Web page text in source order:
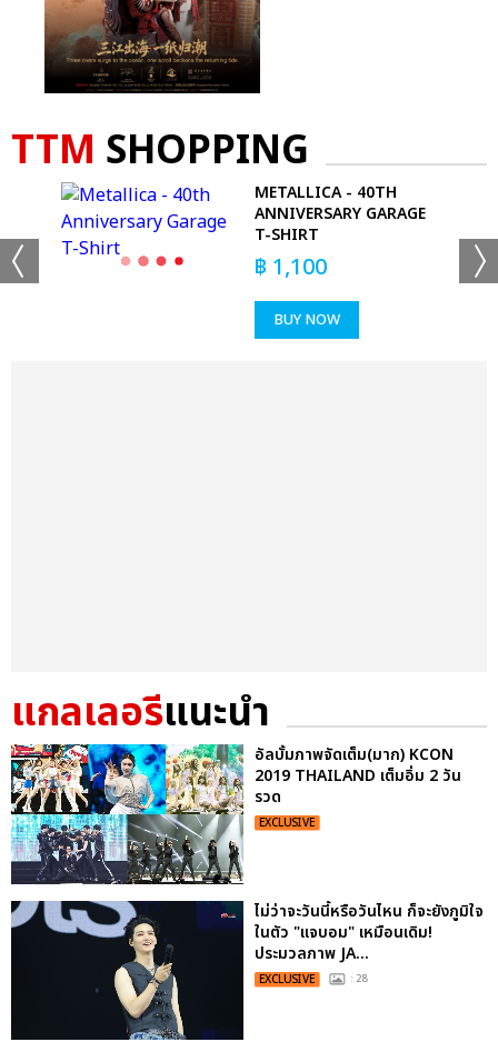
TTM SHOPPING
METALLICA - 40TH
ANNIVERSARY GARAGE
T-SHIRT
฿ 1,100
BUY NOW
แกลเลอรีแนะนำ
อัลบั้มภาพจัดเต็ม(มาก) KCON
2019 THAILAND เต็มอิ่ม 2 วัน
รวด
EXCLUSIVE
ไม่ว่าจะวันนี้หรือวันไหน ก็จะยังภูมิใจ
ในตัว "แจบอม" เหมือนเดิม!
ประมวลภาพ JA...
EXCLUSIVE : 28